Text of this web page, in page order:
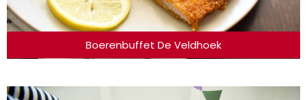
Boerenbuffet De Veldhoek